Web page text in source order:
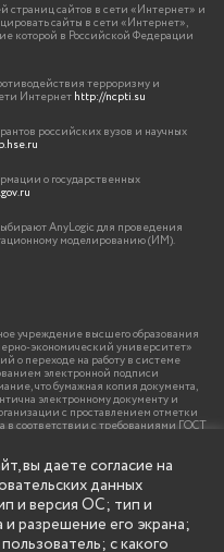
страниц сайтов в сети «Интернет» и
сайты в сети «Интернет»,
которой в Российской Федерации
терроризму и
Интернетhttp://ncpti.su
российских вузов и научных
о государственных
AnyLogic для проведения
моделированию (ИМ).
учреждение высшего образования
экономический университет»
о переходе на работу в системе
электронной подписи
что бумажная копия документа,
электронному документу и
с проставлением отметки
в соответствии с требованиями ГОСТ
на нашем сайте
только для ознакомления.
вы даете согласие на
данных
и версия ОС; тип и
разрешение его экрана;
с какого